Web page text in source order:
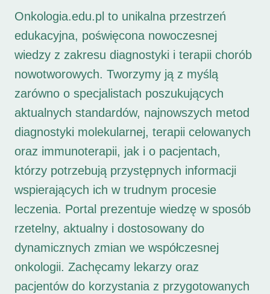
Onkologia.edu.pl to unikalna przestrzeń
edukacyjna, poświęcona nowoczesnej
wiedzy z zakresu diagnostyki i terapii chorób
nowotworowych. Tworzymy ją z myślą
zarówno o specjalistach poszukujących
aktualnych standardów, najnowszych metod
diagnostyki molekularnej, terapii celowanych
oraz immunoterapii, jak i o pacjentach,
którzy potrzebują przystępnych informacji
wspierających ich w trudnym procesie
leczenia. Portal prezentuje wiedzę w sposób
rzetelny, aktualny i dostosowany do
dynamicznych zmian we współczesnej
onkologii. Zachęcamy lekarzy oraz
pacjentów do korzystania z przygotowanych